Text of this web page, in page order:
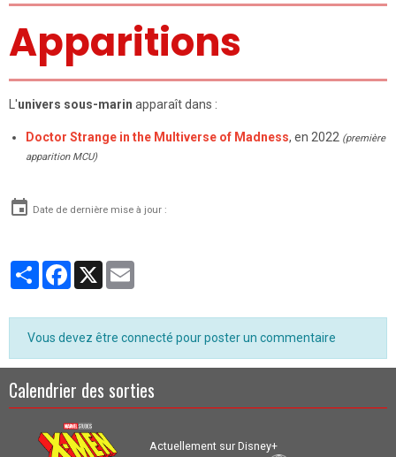
Apparitions
L'univers sous-marin apparaît dans :
Doctor Strange in the Multiverse of Madness, en 2022 (première
apparition MCU)
Date de dernière mise à jour :
PartagerFacebook
X
Vous devez être connecté pour poster un commentaire
Calendrier des sorties
Actuellement sur Disney+